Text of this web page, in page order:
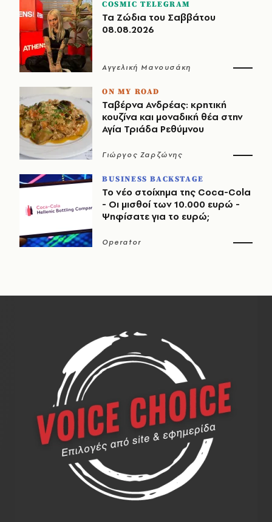
COSMIC TELEGRAM
Τα Ζώδια του Σαββάτου
08.08.2026
Αγγελική Μανουσάκη
ON MY ROAD
Ταβέρνα Ανδρέας: κρητική
κουζίνα και μοναδική θέα στην
Αγία Τριάδα Ρεθύμνου
Γιώργος Ζαρζώνης
BUSINESS BACKSTAGE
Το νέο στοίχημα της Coca-Cola
- Οι μισθοί των 10.000 ευρώ -
Ψηφίσατε για το ευρώ;
Operator